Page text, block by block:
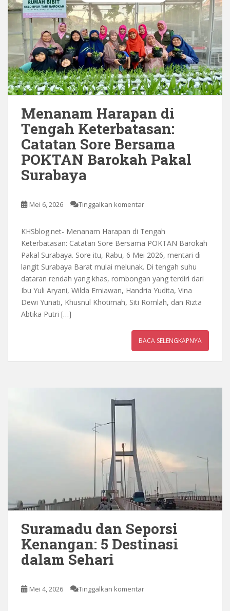
Menanam Harapan di
Tengah Keterbatasan:
Catatan Sore Bersama
POKTAN Barokah Pakal
Surabaya
Mei 6, 2026 Tinggalkan komentar
KHSblog.net- Menanam Harapan di Tengah
Keterbatasan: Catatan Sore Bersama POKTAN Barokah
Pakal Surabaya. Sore itu, Rabu, 6 Mei 2026, mentari di
langit Surabaya Barat mulai melunak. Di tengah suhu
dataran rendah yang khas, rombongan yang terdiri dari
Ibu Yuli Aryani, Wilda Erniawan, Handria Yudita, Vina
Dewi Yunati, Khusnul Khotimah, Siti Romlah, dan Rizta
Abtika Putri […]
BACA SELENGKAPNYA
Suramadu dan Seporsi
Kenangan: 5 Destinasi
dalam Sehari
Mei 4, 2026 Tinggalkan komentar